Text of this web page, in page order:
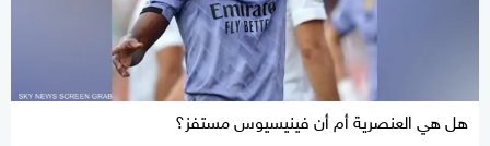
هل هي العنصرية أم أن فينيسيوس مستفز؟